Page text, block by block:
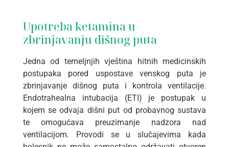
Upotreba ketamina u
zbrinjavanju dišnog puta
Jedna od temeljnjih vještina hitnih medicinskih
postupaka pored uspostave venskog puta je
zbrinjavanje dišnog puta i kontrola ventilacije.
Endotrahealna intubacija (ETI) je postupak u
kojem se odvaja dišni put od probavnog sustava
te omogućava preuzimanje nadzora nad
ventilacijom. Provodi se u slučajevima kada